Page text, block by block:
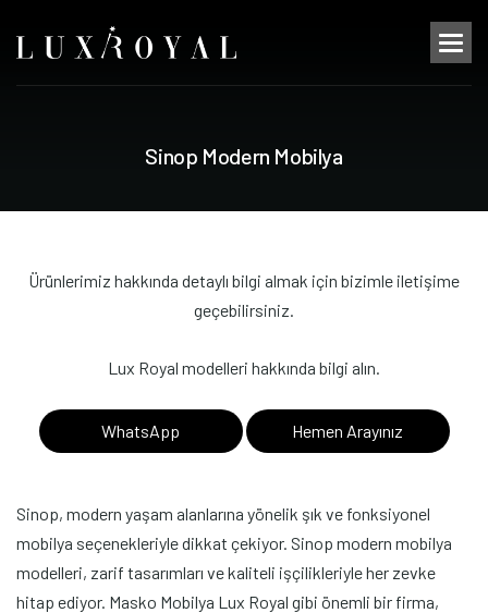
Sinop Modern Mobilya
Ürünlerimiz hakkında detaylı bilgi almak için bizimle iletişime
geçebilirsiniz.
Lux Royal modelleri hakkında bilgi alın.
WhatsApp Hemen Arayınız
Sinop, modern yaşam alanlarına yönelik şık ve fonksiyonel
mobilya seçenekleriyle dikkat çekiyor. Sinop modern mobilya
modelleri, zarif tasarımları ve kaliteli işçilikleriyle her zevke
hitap ediyor. Masko Mobilya Lux Royal gibi önemli bir firma,